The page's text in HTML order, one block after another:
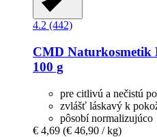
4.2 (442)
CMD Naturkosmetik
100 g
pre citlivú a nečistú
zvlášť láskavý k
pôsobí normalizujúco
€ 4,69 (€ 46,90 / kg)